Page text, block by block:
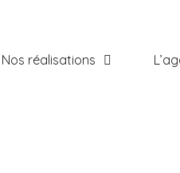
Nos réalisations